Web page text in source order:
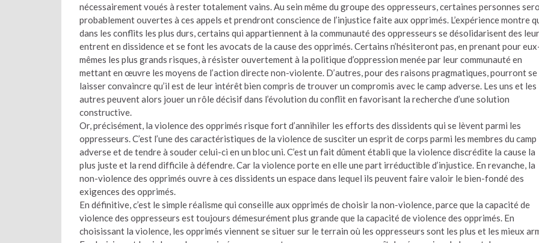
nécessairement voués à rester totalement vains. Au sein même du groupe des oppresseurs, certaines personnes
probablement ouvertes à ces appels et prendront conscience de l’injustice faite aux opprimés. L’expérience montre
dans les conflits les plus durs, certains qui appartiennent à la communauté des oppresseurs se désolidarisent des
entrent en dissidence et se font les avocats de la cause des opprimés. Certains n’hésiteront pas, en prenant pour
mêmes les plus grands risques, à résister ouvertement à la politique d’oppression menée par leur communauté en
mettant en œuvre les moyens de l’action directe non-violente. D’autres, pour des raisons pragmatiques, pourront se
laisser convaincre qu’il est de leur intérêt bien compris de trouver un compromis avec le camp adverse. Les uns et les
autres peuvent alors jouer un rôle décisif dans l’évolution du conflit en favorisant la recherche d’une solution
constructive.
Or, précisément, la violence des opprimés risque fort d’annihiler les efforts des dissidents qui se lèvent parmi les
oppresseurs. C’est l’une des caractéristiques de la violence de susciter un esprit de corps parmi les membres du camp
adverse et de tendre à souder celui-ci en un bloc uni. C’est un fait dûment établi que la violence discrédite la cause la
plus juste et la rend difficile à défendre. Car la violence porte en elle une part irréductible d’injustice. En revanche, la
non-violence des opprimés ouvre à ces dissidents un espace dans lequel ils peuvent faire valoir le bien-fondé des
exigences des opprimés.
En définitive, c’est le simple réalisme qui conseille aux opprimés de choisir la non-violence, parce que la capacité de
violence des oppresseurs est toujours démesurément plus grande que la capacité de violence des opprimés. En
choisissant la violence, les opprimés viennent se situer sur le terrain où les oppresseurs sont les plus et les mieux